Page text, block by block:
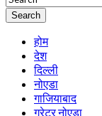
Search
होम
देश
दिल्ली
नोएडा
गाजियाबाद
ग्रेटर नोएडा